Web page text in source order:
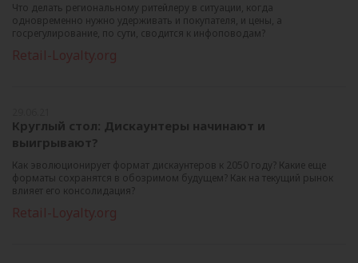
Что делать региональному ритейлеру в ситуации, когда
одновременно нужно удерживать и покупателя, и цены, а
госрегулирование, по сути, сводится к инфоповодам?
Retail-Loyalty.org
Круглый стол: Дискаунтеры начинают и
выигрывают?
Как эволюционирует формат дискаунтеров к 2050 году? Какие еще
форматы сохранятся в обозримом будущем? Как на текущий рынок
влияет его консолидация?
Retail-Loyalty.org